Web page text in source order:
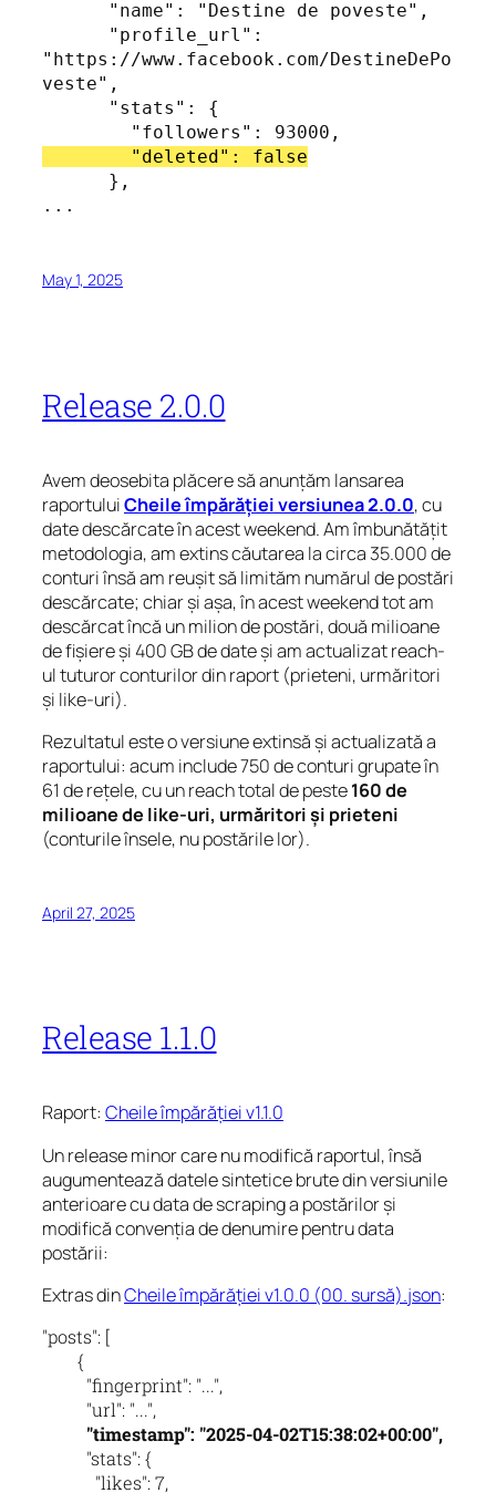
"https://www.facebook.com/DestineDePo
veste",
...
May 1, 2025
Release 2.0.0
Avem deosebita plăcere să anunțăm lansarea
raportuluiCheile împărăției versiunea 2.0.0, cu
date descărcate în acest weekend. Am îmbunătățit
metodologia, am extins căutarea la circa 35.000 de
conturi însă am reușit să limităm numărul de postări
descărcate; chiar și așa, în acest weekend tot am
descărcat încă un milion de postări, două milioane
de fișiere și 400 GB de date și am actualizat reach-
ul tuturor conturilor din raport (prieteni, urmăritori
și like-uri).
Rezultatul este o versiune extinsă și actualizată a
raportului: acum include 750 de conturi grupate în
61 de rețele, cu un reach total de peste160 de
milioane de like-uri, urmăritori și prieteni
(conturile însele, nu postările lor).
April 27, 2025
Release 1.1.0
Raport: Cheile împărăției v1.1.0
Un release minor care nu modifică raportul, însă
augumentează datele sintetice brute din versiunile
anterioare cu data de scraping a postărilor și
modifică convenția de denumire pentru data
postării:
Extras dinCheile împărăției v1.0.0 (00. sursă).json:
"posts": [